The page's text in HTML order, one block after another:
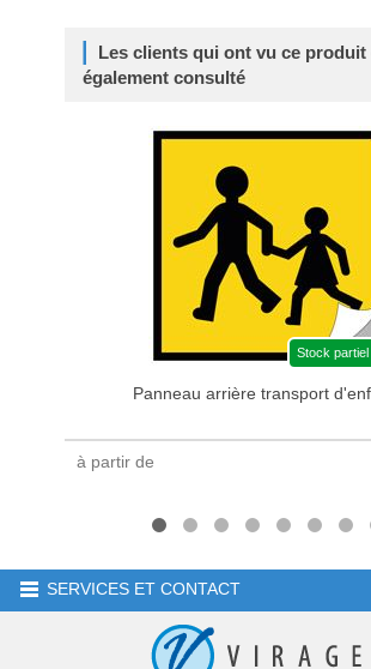
Les clients qui ont vu ce produit
également consulté
Stock partiel
Panneau arrière transport
à partir de
SERVICES ET CONTACT